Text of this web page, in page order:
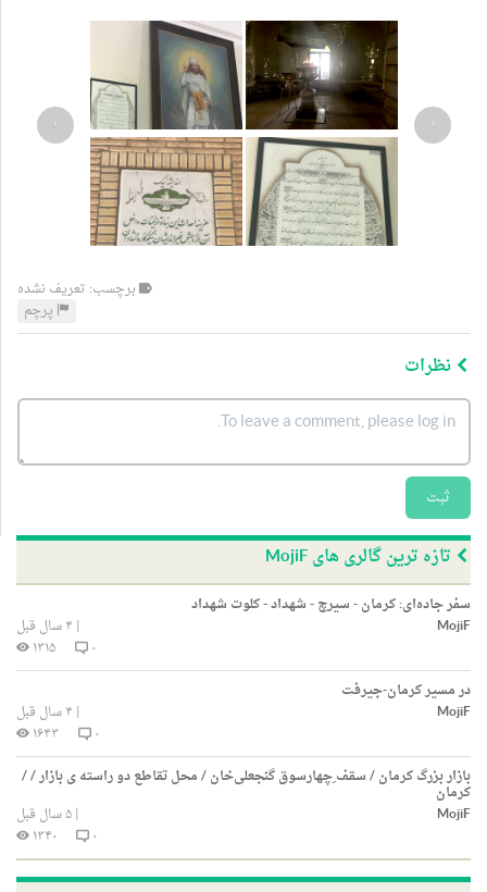
‹
›
برچسب: تعریف نشده
پرچم
نظرات
ثبت
تازه ترین گالری های MojiF
سفر جاده‌ای: کرمان - سیرچ - شهداد - کلوت شهداد
MojiF
| ۴ سال قبل
۰
۱۳۱۵
در مسیر کرمان-جیرفت
MojiF
| ۴ سال قبل
۰
۱۶۴۳
بازار بزرگ کرمان / سقف ِچهارسوق گنجعلی‌خان / محل تقاطع دو راسته ی بازار / /
کرمان
MojiF
|۵ سال قبل
۰
۱۳۴۰